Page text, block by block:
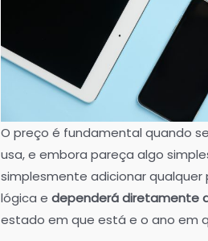
O preço é fundamental quando
usa, e embora pareça algo
simplesmente adicionar
lógica e dependerá diretamente
estado em que está e o ano em